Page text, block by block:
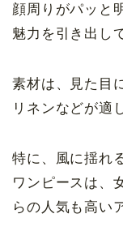
顔周りがパッと
魅力を引き出し
素材は、見た目
リネンなどが適
特に、風に揺れ
ワンピースは、
らの人気も高い